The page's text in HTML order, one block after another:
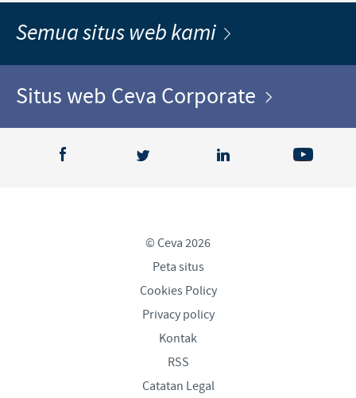
Semua situs web kami
Situs web Ceva Corporate
© Ceva 2026
Peta situs
Cookies Policy
Privacy policy
Kontak
RSS
Catatan Legal